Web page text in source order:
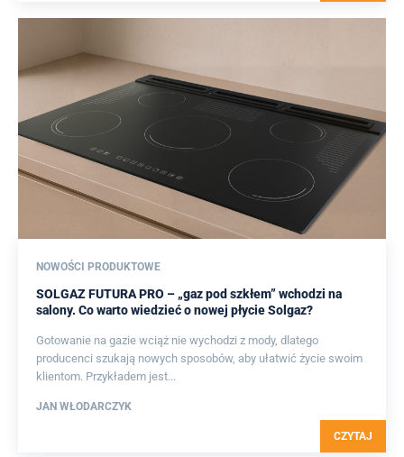
NOWOŚCI PRODUKTOWE
SOLGAZ FUTURA PRO – „gaz pod szkłem” wchodzi na
salony. Co warto wiedzieć o nowej płycie Solgaz?
Gotowanie na gazie wciąż nie wychodzi z mody, dlatego
producenci szukają nowych sposobów, aby ułatwić życie swoim
klientom. Przykładem jest...
JAN WŁODARCZYK
CZYTAJ